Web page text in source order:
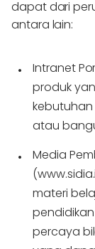
dapat dari
antara lain:
Intranet
produk
kebutuhan
atau
Media
materi
pendidikan
percaya